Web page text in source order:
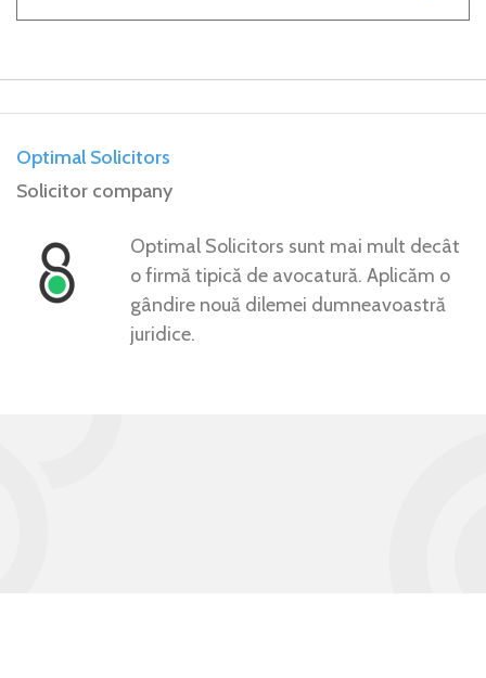
Optimal Solicitors
Solicitor company
Optimal Solicitors sunt mai mult decât
o firmă tipică de avocatură. Aplicăm o
gândire nouă dilemei dumneavoastră
juridice.